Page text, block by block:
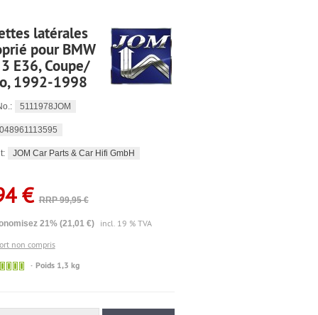
latérales
pour BMW
E36, Coupe/
1992-1998
5111978JOM
JOM Car Parts & Car Hifi GmbH
€ RRP 99,95 €
21% (21,01 €)
incl. 19 % TVA
non compris
🟢 Poids 1,3 kg